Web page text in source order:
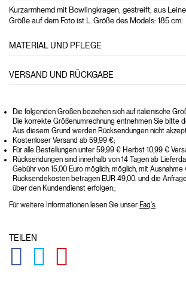
Kurzarmhemd mit Bowlingkragen, gestreift, aus
Größe auf dem Foto ist L. Größe des Models: 185 cm.
MATERIAL UND PFLEGE
VERSAND UND RÜCKGABE
Die folgenden Größen beziehen sich auf italienische
Die korrekte Größenumrechnung entnehmen Sie bitte
Aus diesem Grund werden Rücksendungen nicht
Kostenloser Versand ab 59,99 €;
Für alle Bestellungen unter 59,99 € Herbst 10,99 €
Rücksendungen sind innerhalb von 14 Tagen ab
Gebühr von 15,00 Euro möglich; möglich, mit
Rücksendekosten betragen EUR 49,00. und die
über den Kundendienst erfolgen.;
Für weitere Informationen lesen Sie unser Faq's
TEILEN